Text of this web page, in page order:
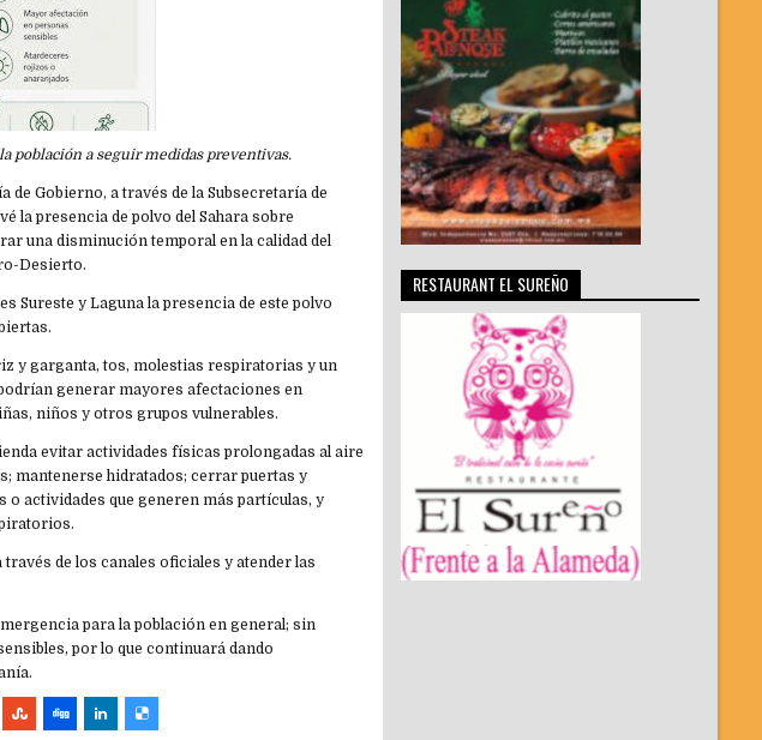
población a seguir medidas preventivas.
de Gobierno, a través de la Subsecretaría de
la presencia de polvo del Sahara sobre
una disminución temporal en la calidad del
Desierto.
Sureste y Laguna la presencia de este polvo
y garganta, tos, molestias respiratorias y un
generar mayores afectaciones en
niños y otros grupos vulnerables.
evitar actividades físicas prolongadas al aire
mantenerse hidratados; cerrar puertas y
o actividades que generen más partículas, y
de los canales oficiales y atender las
para la población en general; sin
por lo que continuará dando
RESTAURANT EL SUREÑO